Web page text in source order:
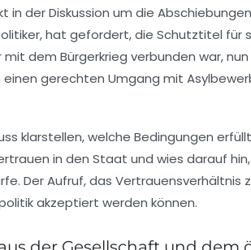
in der Diskussion um die
hat gefordert, die Schutztitel für
mit dem Bürgerkrieg verbunden war,
einen gerechten Umgang mit
klarstellen, welche Bedingungen
in den Staat und wies darauf
Der Aufruf, das
akzeptiert werden können.